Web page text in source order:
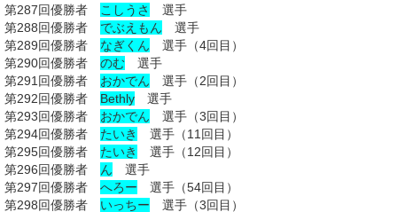
第287回優勝者
こしうさ
選手
第288回優勝者 でぶえもん 選手
第289回優勝者 なぎくん 選手（4回目）
第290回優勝者 のむ 選手
第291回優勝者 おかでん 選手（2回目）
第292回優勝者 Bethly 選手
第293回優勝者 おかでん 選手（3回目）
第294回優勝者 たいき
選手（11回目）
第295回優勝者 たいき
選手（12回目）
第296回優勝者
ん 選手
第297回優勝者 へろー 選手（54回目）
第298回優勝者 いっちー 選手（3回目）